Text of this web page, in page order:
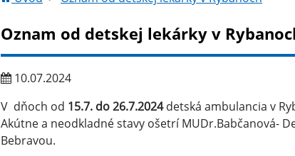
Oznam od detskej lekárky v
10.07.2024
V dňoch od 15.7. do 26.7.2024detská ambulancia v
Akútne a neodkladné stavy ošetrí MUDr.Babčanová-
Bebravou.